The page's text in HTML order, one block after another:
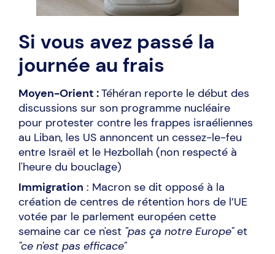
Si vous avez passé la
journée au frais
Moyen-Orient :Téhéran reporte le début des
discussions sur son programme nucléaire
pour protester contre les frappes israéliennes
au Liban, les US annoncent un cessez-le-feu
entre Israël et le Hezbollah (non respecté à
l'heure du bouclage)
Immigration : Macron se dit opposé à la
création de centres de rétention hors de l’UE
votée par le parlement européen cette
semaine car ce n'est "pas ça notre Europe"et
"ce n'est pas efficace"